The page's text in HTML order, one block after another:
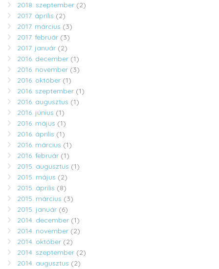
2018. szeptember (2)
2017. április (2)
2017. március (3)
2017. február (3)
2017. január (2)
2016. december (1)
2016. november (3)
2016. október (1)
2016. szeptember (1)
2016. augusztus (1)
2016. június (1)
2016. május (1)
2016. április (1)
2016. március (1)
2016. február (1)
2015. augusztus (1)
2015. május (2)
2015. április (8)
2015. március (3)
2015. január (6)
2014. december (1)
2014. november (2)
2014. október (2)
2014. szeptember (2)
2014. augusztus (2)